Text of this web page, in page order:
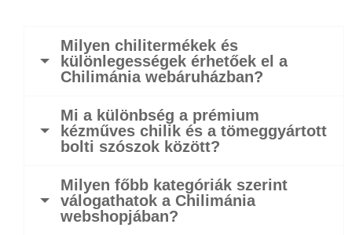
Milyen chilitermékek és
különlegességek érhetőek el a
Chilimánia webáruházban?
Mi a különbség a prémium
kézműves chilik és a tömeggyártott
bolti szószok között?
Milyen főbb kategóriák szerint
válogathatok a Chilimánia
webshopjában?